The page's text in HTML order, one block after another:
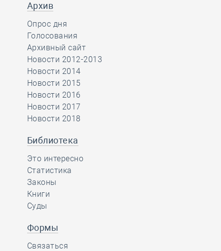
Архив
Опрос дня
Голосования
Архивный сайт
Новости 2012-2013
Новости 2014
Новости 2015
Новости 2016
Новости 2017
Новости 2018
Библиотека
Это интересно
Статистика
Законы
Книги
Суды
Формы
Связаться